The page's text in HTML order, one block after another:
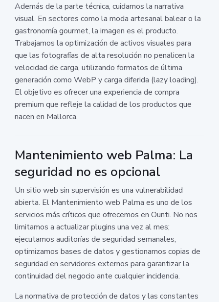
Además de la parte técnica, cuidamos la narrativa
visual. En sectores como la moda artesanal balear o la
gastronomía gourmet, la imagen es el producto.
Trabajamos la optimización de activos visuales para
que las fotografías de alta resolución no penalicen la
velocidad de carga, utilizando formatos de última
generación como WebP y carga diferida (lazy loading).
El objetivo es ofrecer una experiencia de compra
premium que refleje la calidad de los productos que
nacen en Mallorca.
Mantenimiento web Palma: La
seguridad no es opcional
Un sitio web sin supervisión es una vulnerabilidad
abierta. El Mantenimiento web Palma es uno de los
servicios más críticos que ofrecemos en Ounti. No nos
limitamos a actualizar plugins una vez al mes;
ejecutamos auditorías de seguridad semanales,
optimizamos bases de datos y gestionamos copias de
seguridad en servidores externos para garantizar la
continuidad del negocio ante cualquier incidencia.
La normativa de protección de datos y las constantes